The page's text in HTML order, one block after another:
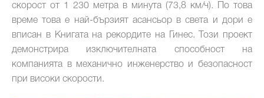
скорост от 1 230 метра в минута (73,8 км/ч). По това
време това е най-бързият асансьор в света и дори е
вписан в Книгата на рекордите на Гинес. Този проект
демонстрира изключителната способност на
компанията в механично инженерство и безопасност
при високи скорости.